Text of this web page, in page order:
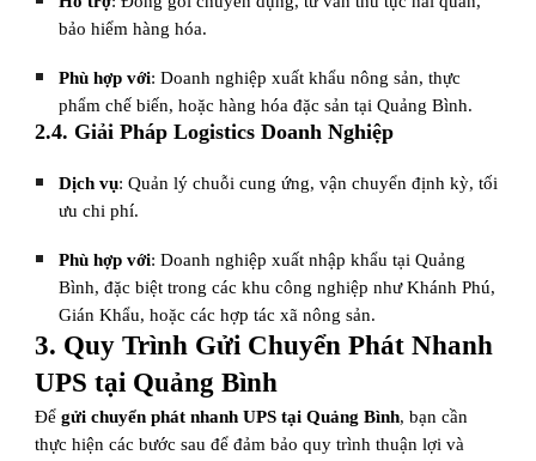
bảo hiểm hàng hóa.
Phù hợp với: Doanh nghiệp xuất khẩu nông sản, thực
phẩm chế biến, hoặc hàng hóa đặc sản tại Quảng Bình.
2.4. Giải Pháp Logistics Doanh Nghiệp
Dịch vụ: Quản lý chuỗi cung ứng, vận chuyển định kỳ, tối
ưu chi phí.
Phù hợp với: Doanh nghiệp xuất nhập khẩu tại Quảng
Bình, đặc biệt trong các khu công nghiệp như Khánh Phú,
Gián Khẩu, hoặc các hợp tác xã nông sản.
3. Quy Trình Gửi Chuyển Phát Nhanh
UPS tại Quảng Bình
Đểgửi chuyển phát nhanh UPS tại Quảng Bình, bạn cần
thực hiện các bước sau để đảm bảo quy trình thuận lợi và